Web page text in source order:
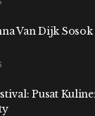
Van Dijk
Pusat